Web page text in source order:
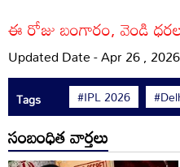
ఈ రోజు బంగారం, వెండి
Updated Date - Apr 26 ,
Tags #IPL 2026
సంబంధిత వార్తలు